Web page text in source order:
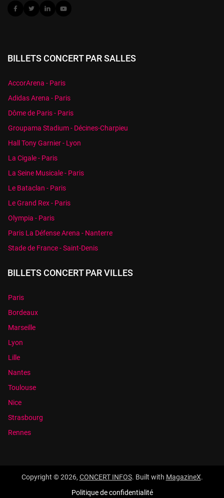
BILLETS CONCERT PAR SALLES
AccorArena - Paris
Adidas Arena - Paris
Dôme de Paris - Paris
Groupama Stadium - Décines-Charpieu
Hall Tony Garnier - Lyon
La Cigale - Paris
La Seine Musicale - Paris
Le Bataclan - Paris
Le Grand Rex - Paris
Olympia - Paris
Paris La Défense Arena - Nanterre
Stade de France - Saint-Denis
BILLETS CONCERT PAR VILLES
Paris
Bordeaux
Marseille
Lyon
Lille
Nantes
Toulouse
Nice
Strasbourg
Rennes
Copyright © 2026, CONCERT INFOS. Built with MagazineX.
Politique de confidentialité